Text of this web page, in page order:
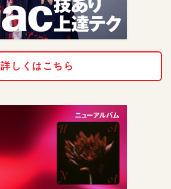
詳しくはこちら